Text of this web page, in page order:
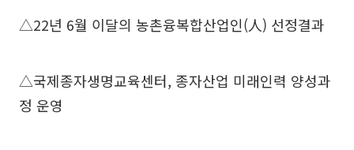
△22년 6월 이달의 농촌융복합산업인(人) 선정결과
△국제종자생명교육센터, 종자산업 미래인력 양성과
정 운영